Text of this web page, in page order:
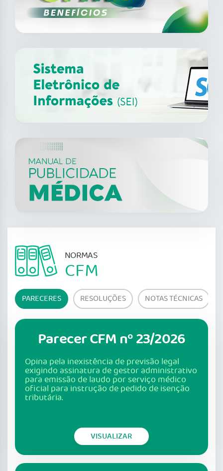
XII Fórum de Medicina do
Trabalho do CFM
14 ago
2026
NORMAS
CFM
PARECERES RESOLUÇÕES NOTAS TÉCNICAS
Parecer CFM nº 23/2026
Opina pela inexistência de previsão legal
exigindo assinatura de gestor administrativo
para emissão de laudo por serviço médico
oficial para instrução de pedido de isenção
tributária.
VISUALIZAR